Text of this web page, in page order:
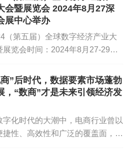
极大提升企业数据处理的效率和准
。未来，随着技术的不断进步和应
更加注重数据的实时性和智能化处
、可信的数据服务。
是指用于保护数据在采集、存储、
受未经授权访问、泄露或破坏的各
据加密、防勒索、容灾备份、数据
会暨展览会 2024年8月27深
展中心举办
（第五届）全球数字经济产业大
展览会时间：2024年8月27-29日
主题：数智融合 创新未来网址：
www.gdecexpo.com/i...
”后时代，数据要素市场蓬勃
，“数商”才是未来引领经济发
字化时代的大潮中，电商行业曾以
捷性、高效性和广泛的覆盖面，引